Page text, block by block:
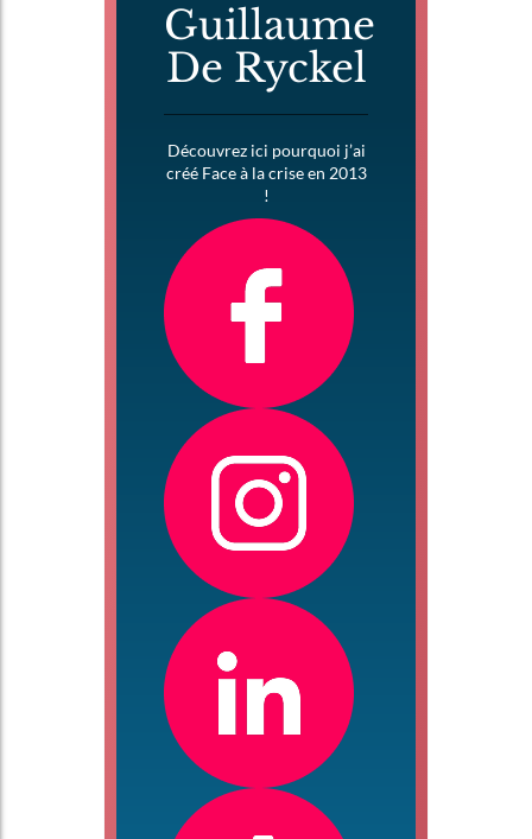
Guillaume
De Ryckel
Découvrez ici pourquoi j’ai
créé Face à la crise en 2013
!